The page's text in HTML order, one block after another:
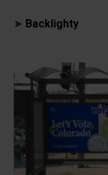
➤ Backlighty